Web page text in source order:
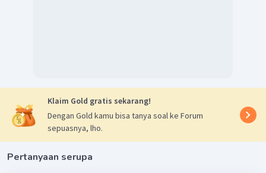
Klaim Gold gratis sekarang!
Dengan Gold kamu bisa tanya soal ke Forum
sepuasnya, lho.
Pertanyaan serupa